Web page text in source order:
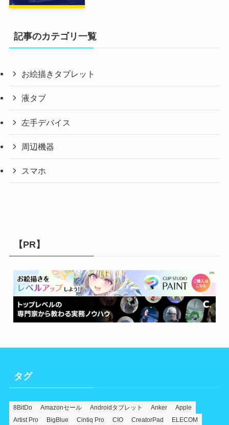
記事のカテゴリ一覧
お絵描きタブレット
液タブ
左手デバイス
周辺機器
スマホ
【PR】
タグ
8BitDo Amazonセール Androidタブレット Anker
Apple
Artist Pro
BigBlue Cintiq Pro CIO CreatorPad ELECOM